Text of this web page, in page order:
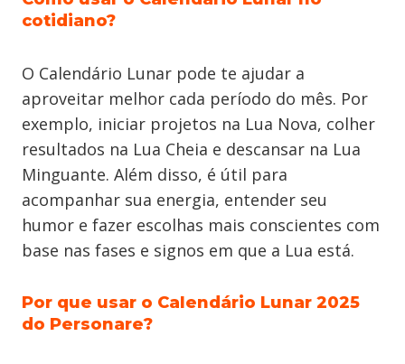
cotidiano?
O Calendário Lunar pode te ajudar a
aproveitar melhor cada período do mês. Por
exemplo, iniciar projetos na Lua Nova, colher
resultados na Lua Cheia e descansar na Lua
Minguante. Além disso, é útil para
acompanhar sua energia, entender seu
humor e fazer escolhas mais conscientes com
base nas fases e signos em que a Lua está.
Por que usar o Calendário Lunar 2025
do Personare?